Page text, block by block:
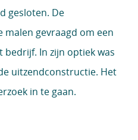
gesloten. De
gevraagd om een
In zijn optiek was
uitzendconstructie. Het
in te gaan.